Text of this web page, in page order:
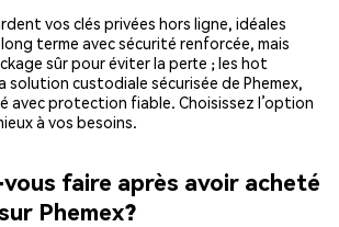
vos clés privées hors ligne, idéales
terme avec sécurité renforcée, mais
sûr pour éviter la perte ; les hot
solution custodiale sécurisée de Phemex,
avec protection fiable. Choisissez l’option
à vos besoins.
faire après avoir acheté
Phemex?